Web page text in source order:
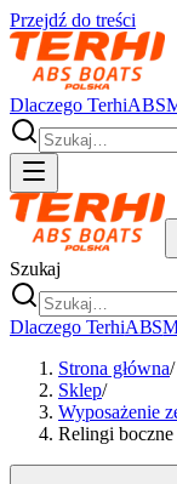
Przejdź do treści
Dlaczego TerhiABS
Szukaj
Dlaczego TerhiABS
Strona główna/
Sklep/
Wyposażenie
Relingi